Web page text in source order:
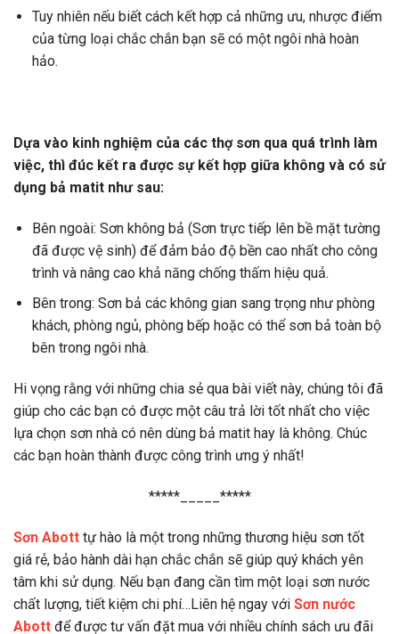
Tuy nhiên nếu biết cách kết hợp cả những ưu, nhược điểm
của từng loại chắc chắn bạn sẽ có một ngôi nhà hoàn
hảo.
Dựa vào kinh nghiệm của các thợ sơn qua quá trình làm
việc, thì đúc kết ra được sự kết hợp giữa không và có sử
dụng bả matit như sau:
Bên ngoài: Sơn không bả (Sơn trực tiếp lên bề mặt tường
đã được vệ sinh) để đảm bảo độ bền cao nhất cho công
trình và nâng cao khả năng chống thấm hiệu quả.
Bên trong: Sơn bả các không gian sang trọng như phòng
khách, phòng ngủ, phòng bếp hoặc có thể sơn bả toàn bộ
bên trong ngôi nhà.
Hi vọng rằng với những chia sẻ qua bài viết này, chúng tôi đã
giúp cho các bạn có được một câu trả lời tốt nhất cho việc
lựa chọn sơn nhà có nên dùng bả matit hay là không. Chúc
các bạn hoàn thành được công trình ưng ý nhất!
*****_____*****
Sơn Abott tự hào là một trong những thương hiệu sơn tốt
giá rẻ, bảo hành dài hạn chắc chắn sẽ giúp quý khách yên
tâm khi sử dụng. Nếu bạn đang cần tìm một loại sơn nước
chất lượng, tiết kiệm chi phí…Liên hệ ngay với Sơn nước
Abott để được tư vấn đặt mua với nhiều chính sách ưu đãi